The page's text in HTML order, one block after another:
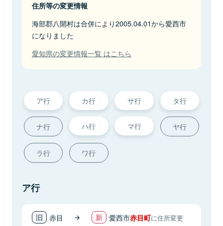
住所等の変更情報
海部郡八開村は合併により2005.04.01から愛西市
になりました
愛知県の変更情報一覧 はこちら
ア行 カ行 サ行 タ行
ナ行 ハ行 マ行 ヤ行
ラ行 ワ行
ア行
赤目 愛西市赤目町に住所変更